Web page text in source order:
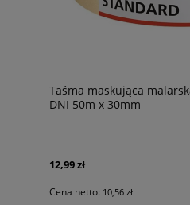
Taśma maskująca
DNI 50m x 30mm
12,99 zł
Cena netto: 10,56 zł